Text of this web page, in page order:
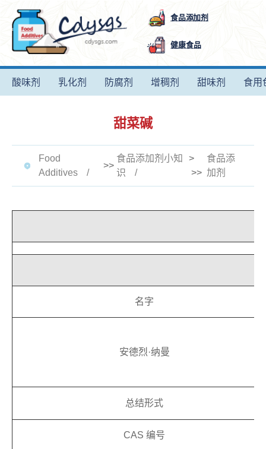
食品添加剂
健康食品
酸味剂 乳化剂 防腐剂 增稠剂 甜味剂 食用
甜菜碱
Food
Additives
>>
食品添加剂小知
识
>
>>
食品添
加剂
名字
安德烈·纳曼
总结形式
CAS 编号